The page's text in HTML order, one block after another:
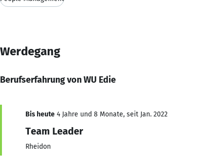
Werdegang
Berufserfahrung von WU Edie
Bis heute 4 Jahre und 8 Monate, seit Jan. 2022
Team Leader
Rheidon